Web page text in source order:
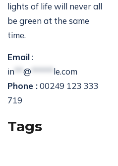
lights of life will never all
be green at the same
time.
Email:
in ** @ ***** le.com
Phone :00249 123 333
719
Tags